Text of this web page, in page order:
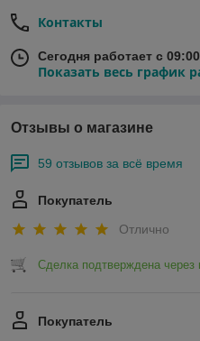
Контакты
Сегодня работает с
Показать весь график
Отзывы о магазине
59 отзывов за всё время
Покупатель
Отлично
Сделка подтверждена через
Покупатель